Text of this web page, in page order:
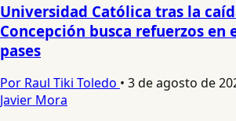
Universidad Católica tras la
Concepción busca refuerzos en
pases
Por Raul Tiki Toledo • 3 de agosto de
Javier Mora